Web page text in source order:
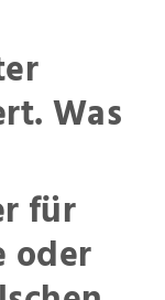
Was
für
oder